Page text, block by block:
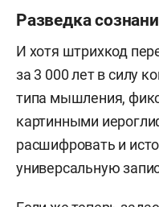
Разведка
И хотя штрихкод
за 3 000 лет в силу
типа мышления,
картинными
расшифровать и
универсальную